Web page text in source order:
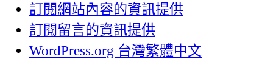
訂閱網站內容的資訊提供
訂閱留言的資訊提供
WordPress.org 台灣繁體中文